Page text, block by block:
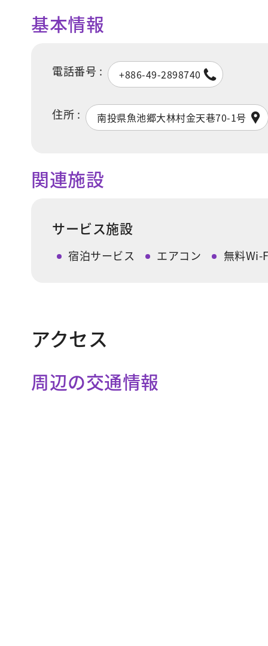
基本情報
電話番号 : +886-49-2898740
住所 : 南投県魚池郷大林村金天巷70-1号
関連施設
サービス施設
宿泊サービス エアコン 無料Wi-
アクセス
周辺の交通情報